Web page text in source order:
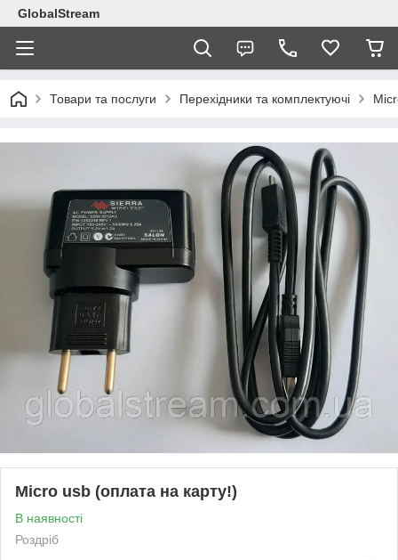
GlobalStream
Товари та послуги Перехідники та комплектуючі
Micro usb (оплата на карту!)
В наявності
Роздріб